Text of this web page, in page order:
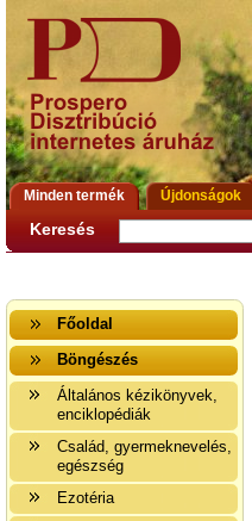
Minden termék Újdonságok
Keresés
Főoldal
Böngészés
Általános kézikönyvek,
enciklopédiák
Család, gyermeknevelés,
egészség
Ezotéria